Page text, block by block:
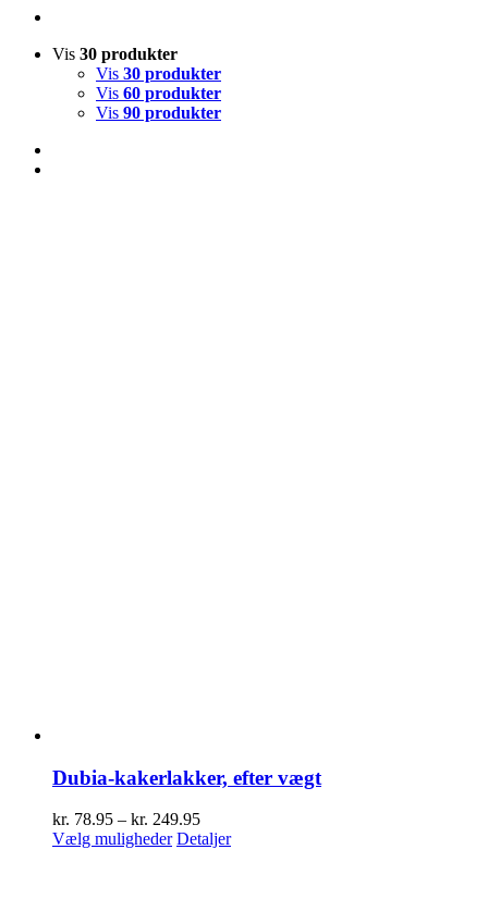
Vis 30 produkter
Vis 30 produkter
Vis 60 produkter
Vis 90 produkter
Dubia-kakerlakker, efter vægt
kr. 78.95 – kr. 249.95Prisinterval:
kr. 78.95
Vælg muligheder Dette
Detaljer